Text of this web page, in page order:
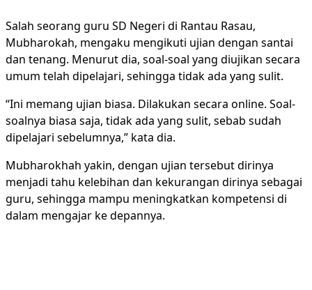
Salah seorang guru SD Negeri di Rantau Rasau,
Mubharokah, mengaku mengikuti ujian dengan santai
dan tenang. Menurut dia, soal-soal yang diujikan secara
umum telah dipelajari, sehingga tidak ada yang sulit.
“Ini memang ujian biasa. Dilakukan secara online. Soal-
soalnya biasa saja, tidak ada yang sulit, sebab sudah
dipelajari sebelumnya,” kata dia.
Mubharokhah yakin, dengan ujian tersebut dirinya
menjadi tahu kelebihan dan kekurangan dirinya sebagai
guru, sehingga mampu meningkatkan kompetensi di
dalam mengajar ke depannya.